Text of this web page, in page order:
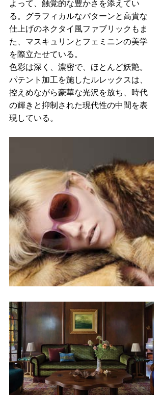
よって、触覚的な豊かさを添えてい
る。グラフィカルなパターンと高貴な
仕上げのネクタイ風ファブリックもま
た、マスキュリンとフェミニンの美学
を際立たせている。
色彩は深く、濃密で、ほとんど妖艶。
パテント加工を施したルレックスは、
控えめながら豪華な光沢を放ち、時代
の輝きと抑制された現代性の中間を表
現している。